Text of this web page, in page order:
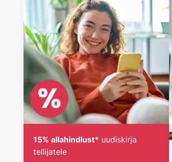
15% allahindlust* uudiskirja
tellijatele